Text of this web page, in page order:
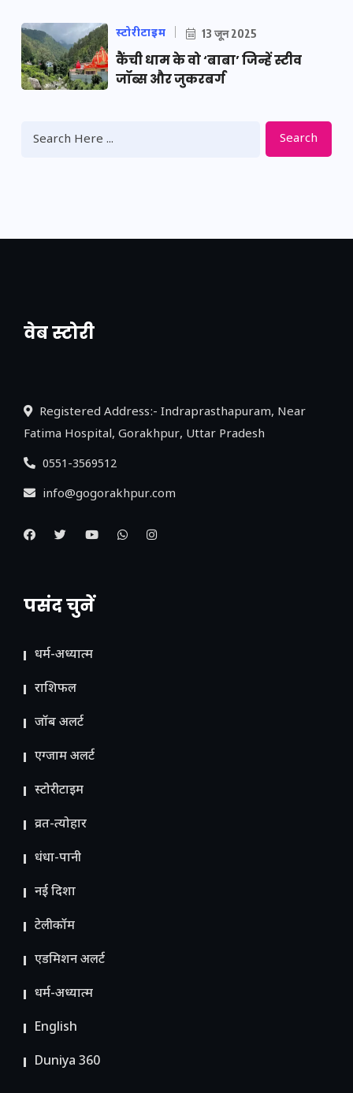
स्टोरीटाइम 13 जून 2025
कैंची धाम के वो ‘बाबा’ जिन्हें स्टीव
जॉब्स और जुकरबर्ग
Search
वेब स्टोरी
नया एक्सप्रेसवे: पूर्वांचल का लक, डेवलपमेंट का
Registered Address:- Indraprasthapuram, Near
Fatima Hospital, Gorakhpur, Uttar Pradesh
0551-3569512
info@gogorakhpur.com
पसंद चुनें
धर्म-अध्यात्म
राशिफल
जॉब अलर्ट
एग्जाम अलर्ट
स्टोरीटाइम
व्रत-त्योहार
धंधा-पानी
नई दिशा
टेलीकॉम
ए​डमिशन अलर्ट
धर्म-अध्यात्म
English
Duniya 360